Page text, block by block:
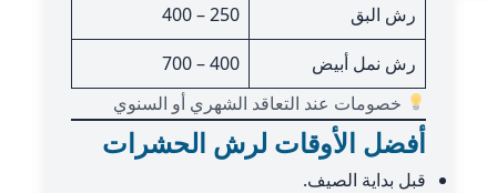
رش البق
250 – 400
رش نمل أبيض
400 – 700
خصومات عند التعاقد الشهري أو السنوي
أفضل الأوقات لرش الحشرات
قبل بداية الصيف.